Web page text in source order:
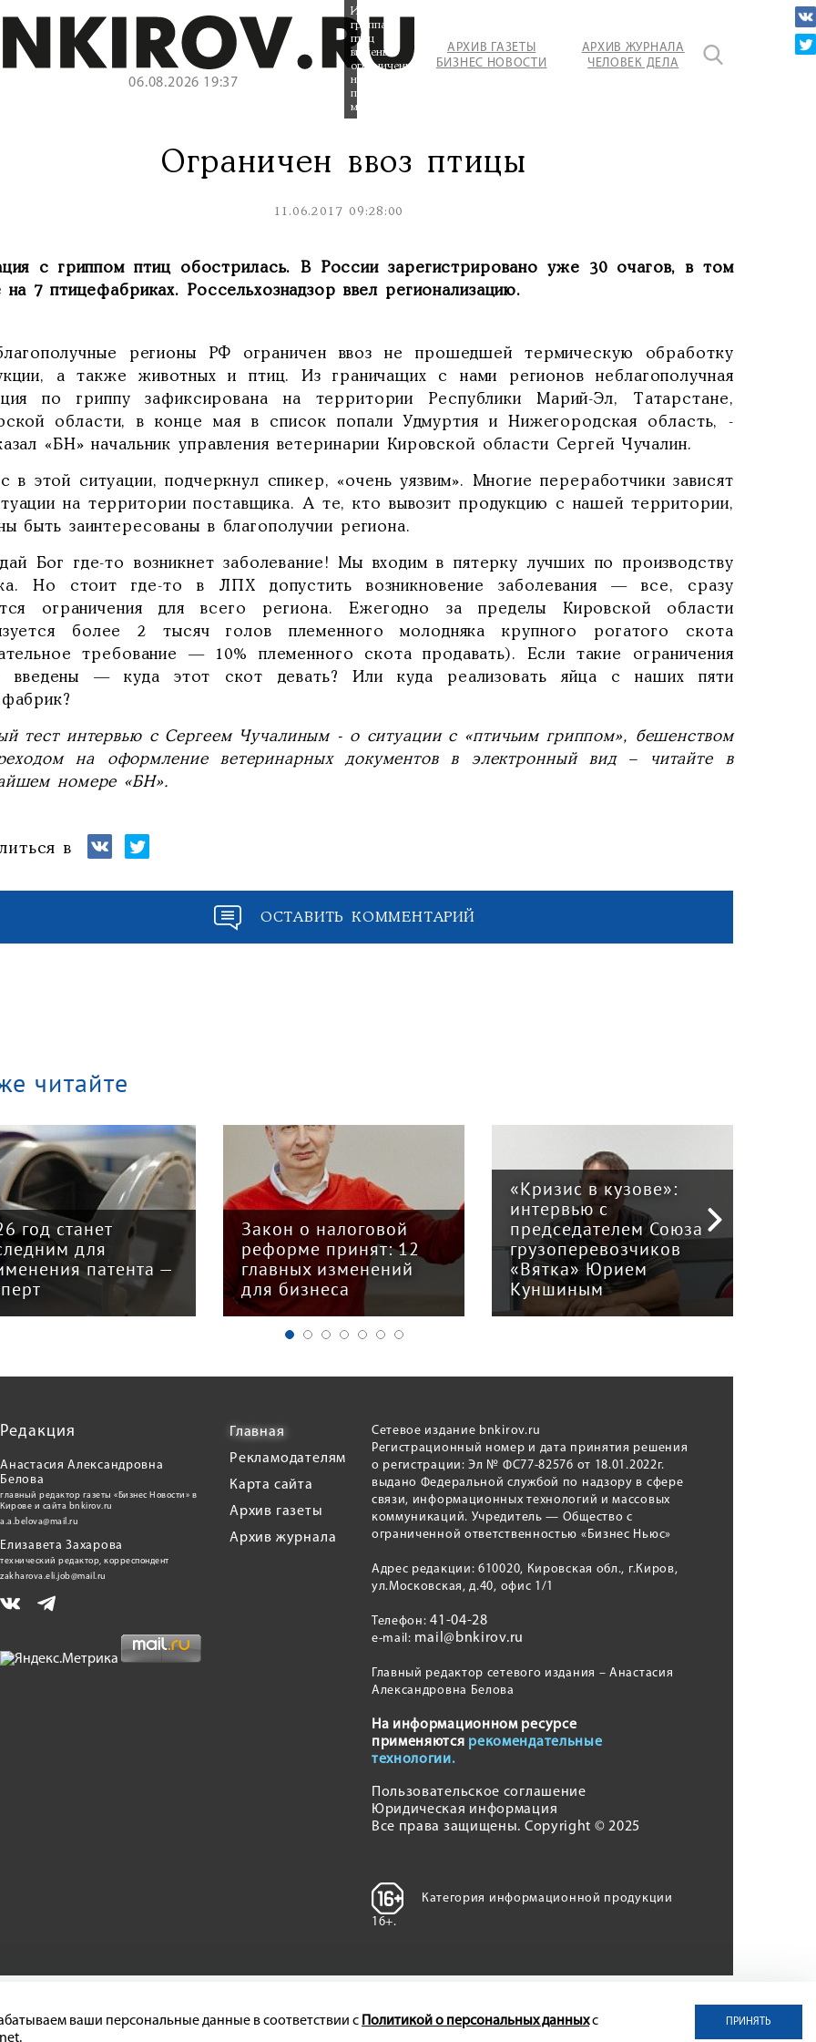
06.08.2026 19:37
АРХИВ ГАЗЕТЫ
БИЗНЕС НОВОСТИ
АРХИВ ЖУРНАЛА
ЧЕЛОВЕК ДЕЛА
Из
гриппа
птиц
введены
ограничения
на
перевозку
мяса.
Ограничен ввоз птицы
11.06.2017 09:28:00
с гриппом птиц обострилась. В России зарегистрировано уже 30 очагов, в том
на 7 птицефабриках. Россельхознадзор ввел регионализацию.
регионы РФ ограничен ввоз не прошедшей термическую обработку
а также животных и птиц. Из граничащих с нами регионов неблагополучная
по гриппу зафиксирована на территории Республики Марий-Эл, Татарстане,
области, в конце мая в список попали Удмуртия и Нижегородская область, -
«БН» начальник управления ветеринарии Кировской области Сергей Чучалин.
в этой ситуации, подчеркнул спикер, «очень уязвим». Многие переработчики зависят
на территории поставщика. А те, кто вывозит продукцию с нашей территории,
быть заинтересованы в благополучии региона.
Бог где-то возникнет заболевание! Мы входим в пятерку лучших по производству
Но стоит где-то в ЛПХ допустить возникновение заболевания — все, сразу
ограничения для всего региона. Ежегодно за пределы Кировской области
более 2 тысяч голов племенного молодняка крупного рогатого скота
требование — 10% племенного скота продавать). Если такие ограничения
введены — куда этот скот девать? Или куда реализовать яйца с наших пяти
тест интервью с Сергеем Чучалиным - о ситуации с «птичьим гриппом», бешенством
на оформление ветеринарных документов в электронный вид – читайте в
номере «БН».
в
ОСТАВИТЬ КОММЕНТАРИЙ
читайте
год станет
для
патента —
Закон о налоговой
реформе принят: 12
главных изменений
для бизнеса
«Кризис в кузове»:
интервью с
председателем Союза
грузоперевозчиков
«Вятка» Юрием
Куншиным
Редакция
Анастасия Александровна
Белова
главный редактор газеты «Бизнес Новости» в
Кирове и сайта bnkirov.ru
a.a.belova@mail.ru
Елизавета Захарова
технический редактор, корреспондент
zakharova.eli.job@mail.ru
Главная
Рекламодателям
Карта сайта
Архив газеты
Архив журнала
Сетевое издание bnkirov.ru
Регистрационный номер и дата принятия решения
о регистрации: Эл № ФС77-82576 от 18.01.2022г.
выдано Федеральной службой по надзору в сфере
связи, информационных технологий и массовых
коммуникаций. Учредитель — Общество с
ограниченной ответственностью «Бизнес Ньюс»
Адрес редакции: 610020, Кировская обл., г.Киров,
ул.Московская, д.40, офис 1/1
Телефон:41-04-28
e-mail: mail@bnkirov.ru
Главный редактор сетевого издания – Анастасия
Александровна Белова
На информационном ресурсе
применяются рекомендательные
технологии.
Пользовательское соглашение
Юридическая информация
Все права защищены. Copyright © 2025
Категория информационной продукции
16+.
ваши персональные данные в соответствии с Политикой о персональных данныхс
ПРИНЯТЬ